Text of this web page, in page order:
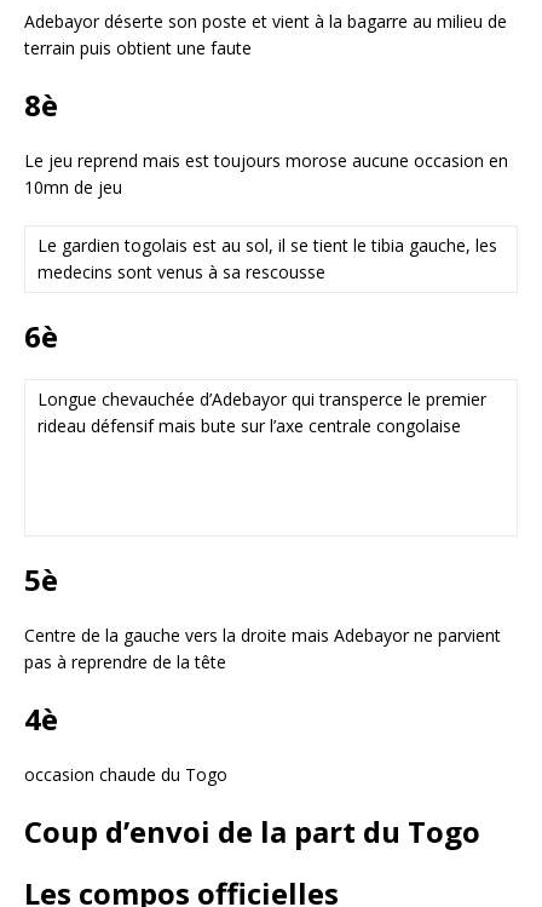
Adebayor déserte son poste et vient à la bagarre au milieu de
terrain puis obtient une faute
8è
Le jeu reprend mais est toujours morose aucune occasion en
10mn de jeu
Le gardien togolais est au sol, il se tient le tibia gauche, les
medecins sont venus à sa rescousse
6è
Longue chevauchée d’Adebayor qui transperce le premier
rideau défensif mais bute sur l’axe centrale congolaise
5è
Centre de la gauche vers la droite mais Adebayor ne parvient
pas à reprendre de la tête
4è
occasion chaude du Togo
Coup d’envoi de la part du Togo
Les compos officielles